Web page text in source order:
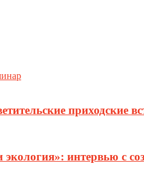
приходские
интервью с